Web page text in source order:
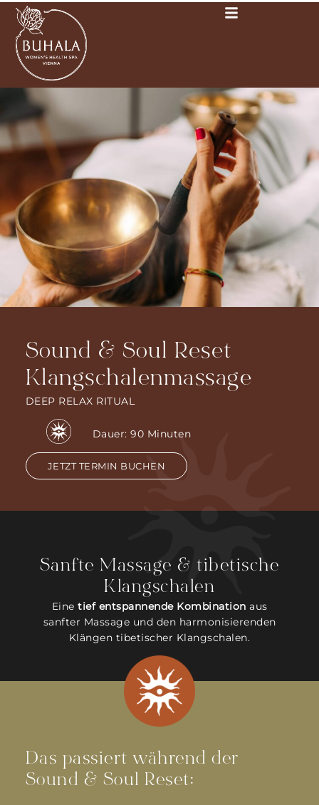
Sound & Soul Reset
Klangschalenmassage
DEEP RELAX RITUAL
Dauer: 90 Minuten
JETZT TERMIN BUCHEN
Sanfte Massage & tibetische
Klangschalen
Eine tief entspannende Kombination aus
sanfter Massage und den harmonisierenden
Klängen tibetischer Klangschalen.
Das passiert während der
Sound & Soul Reset: